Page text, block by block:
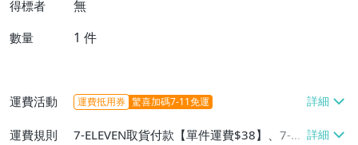
得標者 無
數量 1 件
運費活動 運費抵用券 驚喜加碼7-11免運
運費規則
7-ELEVEN取貨付款【單件運費$38】、7-EL